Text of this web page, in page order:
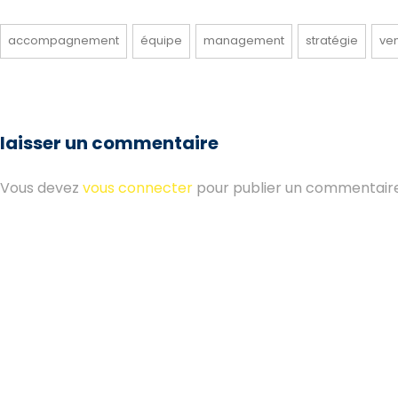
accompagnement équipe management stratégie
laisser un commentaire
Vous devez vous connecter pour publier un